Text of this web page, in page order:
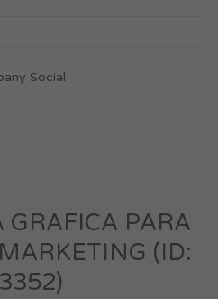
Social
GRAFICA PARA
(ID: